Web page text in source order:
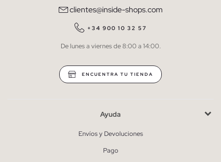
QUIERO SUSCRIBIRME
* Puedes cancelar la suscripción en cualquier momento.
clientes@inside-shops.com
+34 900 10 32 57
De lunes a viernes de 8:00 a 14:00.
ENCUENTRA TU TIENDA
Ayuda
Envíos y Devoluciones
Pago